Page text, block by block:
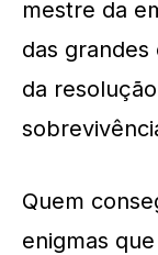
mestre da
das
da
Quem
enigmas